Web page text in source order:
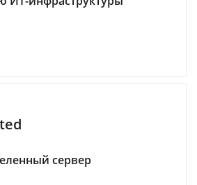
сервер